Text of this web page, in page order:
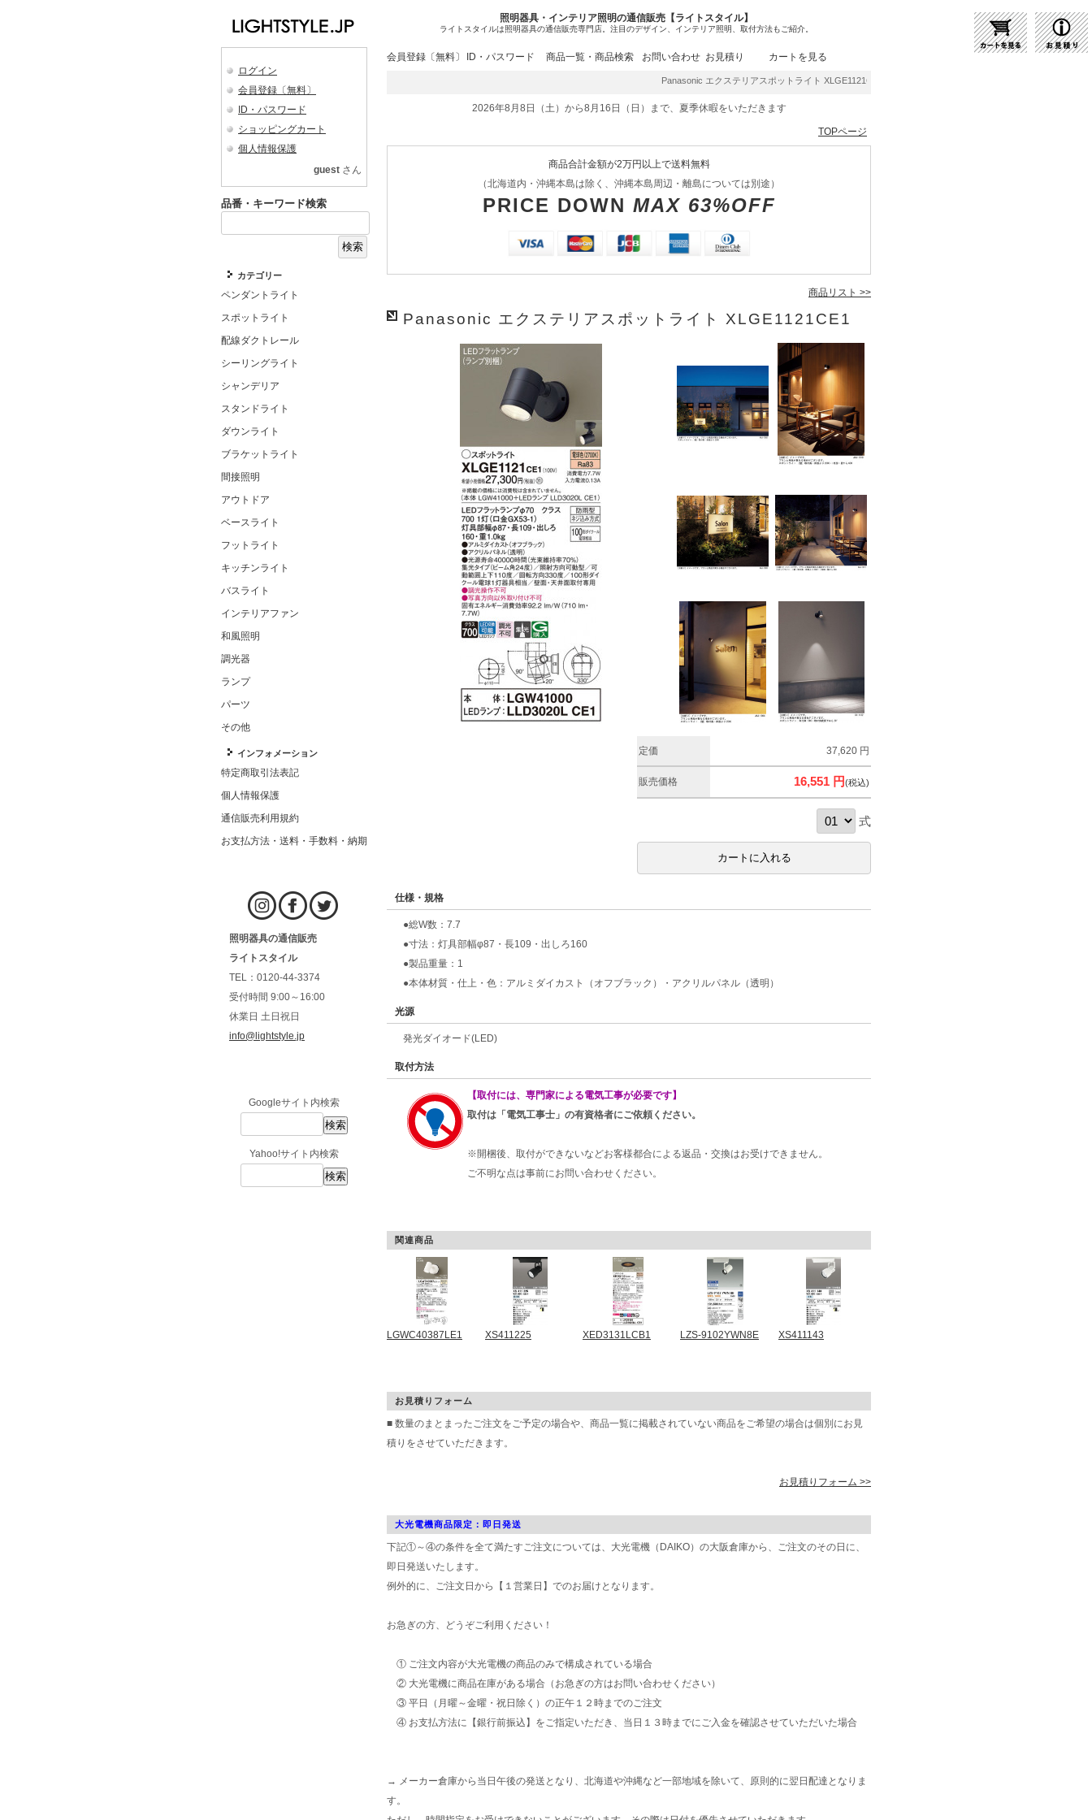
照明器具・インテリア照明の通信販売【ライトスタイル】
ライトスタイルは照明器具の通信販売専門店。注目のデザイン、インテリア照明、取付方法もご紹介。
ログイン
会員登録〔無料〕
ID・パスワード
ショッピングカート
個人情報保護
guest さん
品番・キーワード検索
カテゴリー
ペンダントライト
スポットライト
配線ダクトレール
シーリングライト
シャンデリア
スタンドライト
ダウンライト
ブラケットライト
間接照明
アウトドア
ベースライト
フットライト
キッチンライト
バスライト
インテリアファン
和風照明
調光器
ランプ
パーツ
その他
インフォメーション
特定商取引法表記
個人情報保護
通信販売利用規約
お支払方法・送料・手数料・納期
照明器具の通信販売
ライトスタイル
TEL：0120-44-3374
受付時間 9:00～16:00
休業日 土日祝日
info@lightstyle.jp
Googleサイト内検索
Yahoo!サイト内検索
会員登録〔無料〕 ID・パスワード 商品一覧・商品検索 お問い合わせ お見積り カートを見る
Panasonic エクステリアスポットライト XLGE1121CE1 | 商品紹介 | 照明器具の通販・インテリア照明の通信販
2026年8月8日（土）から8月16日（日）まで、夏季休暇をいただきます
TOPページ
商品合計金額が2万円以上で送料無料
（北海道内・沖縄本島は除く、沖縄本島周辺・離島については別途）
PRICE DOWN MAX 63%OFF
商品リスト >>
Panasonic エクステリアスポットライト XLGE1121CE1
定価 37,620 円
販売価格 16,551 円(税込)
式
仕様・規格
●総W数：7.7
●寸法：灯具部幅φ87・長109・出しろ160
●製品重量：1
●本体材質・仕上・色：アルミダイカスト（オフブラック）・アクリルパネル（透明）
光源
発光ダイオード(LED)
取付方法
【取付には、専門家による電気工事が必要です】
取付は「電気工事士」の有資格者にご依頼ください。
※開梱後、取付ができないなどお客様都合による返品・交換はお受けできません。
ご不明な点は事前にお問い合わせください。
関連商品
LGWC40387LE1 XS411225 XED3131LCB1 LZS-9102YWN8E XS411143
お見積りフォーム
■ 数量のまとまったご注文をご予定の場合や、商品一覧に掲載されていない商品をご希望の場合は個別にお見
積りをさせていただきます。
お見積りフォーム >>
大光電機商品限定：即日発送
下記①～④の条件を全て満たすご注文については、大光電機（DAIKO）の大阪倉庫から、ご注文のその日に、
即日発送いたします。
例外的に、ご注文日から【１営業日】でのお届けとなります。
お急ぎの方、どうぞご利用ください！
① ご注文内容が大光電機の商品のみで構成されている場合
② 大光電機に商品在庫がある場合（お急ぎの方はお問い合わせください）
③ 平日（月曜～金曜・祝日除く）の正午１２時までのご注文
④ お支払方法に【銀行前振込】をご指定いただき、当日１３時までにご入金を確認させていただいた場合
→ メーカー倉庫から当日午後の発送となり、北海道や沖縄など一部地域を除いて、原則的に翌日配達となりま
す。